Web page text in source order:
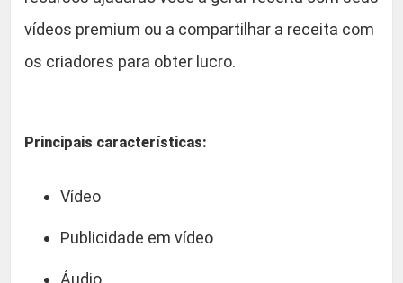
vídeos premium ou a compartilhar a receita com
os criadores para obter lucro.
Principais características:
Vídeo
Publicidade em vídeo
Áudio